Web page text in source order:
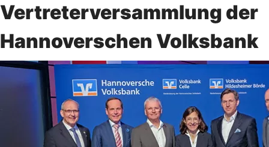
Vertreterversammlung der
Hannoverschen Volksbank